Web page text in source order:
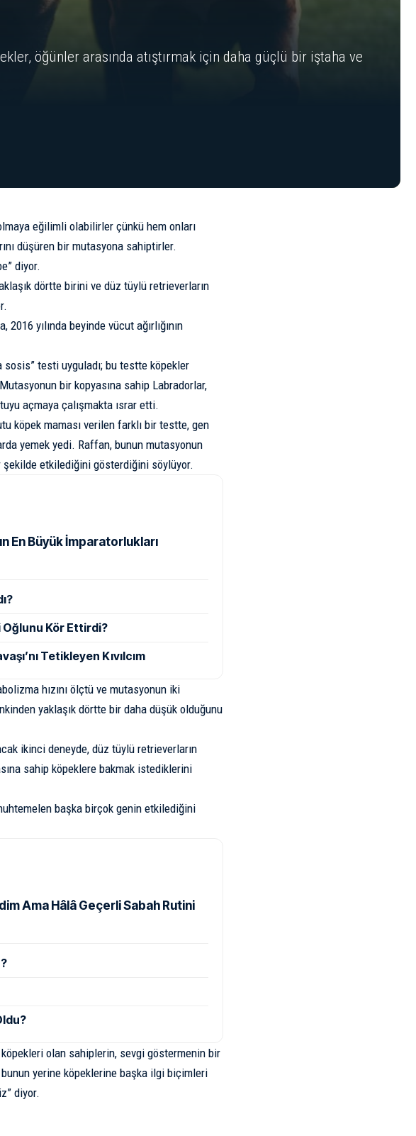
öğünler arasında atıştırmak için daha güçlü bir iştaha ve
eğilimli olabilirler çünkü hem onları
düşüren bir mutasyona sahiptirler.
diyor.
dörtte birini ve düz tüylü retrieverların
yılında beyinde vücut ağırlığının
sosis” testi uyguladı; bu testte köpekler
bir kopyasına sahip Labradorlar,
açmaya çalışmakta ısrar etti.
köpek maması verilen farklı bir testte, gen
yemek yedi. Raffan, bunun mutasyonun
şekilde etkilediğini gösterdiğini söylüyor.
En Büyük İmparatorlukları
Kör Ettirdi?
Tetikleyen Kıvılcım
hızını ölçtü ve mutasyonun iki
yaklaşık dörtte bir daha düşük olduğunu
ikinci deneyde, düz tüylü retrieverların
sahip köpeklere bakmak istediklerini
başka birçok genin etkilediğini
Ama Hâlâ Geçerli Sabah Rutini
köpekleri olan sahiplerin, sevgi göstermenin bir
yerine köpeklerine başka ilgi biçimleri
diyor.